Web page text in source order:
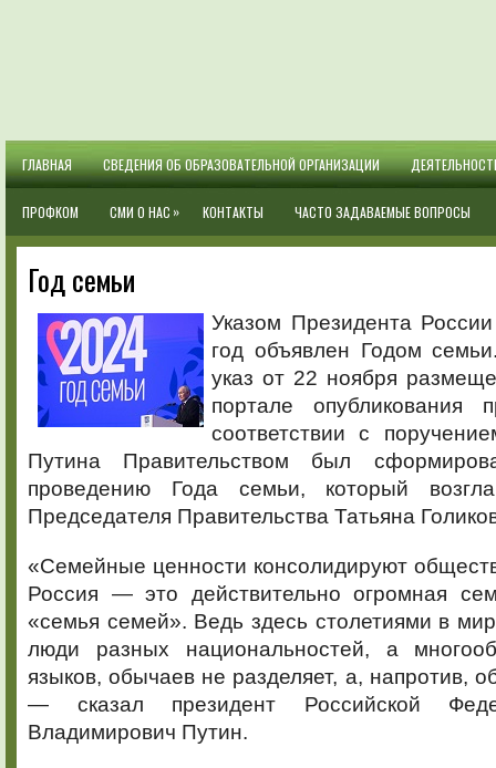
ГЛАВНАЯ СВЕДЕНИЯ ОБ ОБРАЗОВАТЕЛЬНОЙ ОРГАНИЗАЦИИ
ПРОФКОМ СМИ О НАС » КОНТАКТЫ ЧАСТО ЗАДАВАЕМЫЕ ВОПРОСЫ
Год семьи
Указом Президента
год объявлен Годом
указ от 22 ноября
портале опубликования
соответствии с
Путина Правительством был
проведению Года семьи, который
Председателя Правительства Татьяна
«Семейные ценности консолидируют
Россия — это действительно огромная
«семья семей». Ведь здесь столетиями в
люди разных национальностей, а
языков, обычаев не разделяет, а, напротив,
— сказал президент Российской
Владимирович Путин.